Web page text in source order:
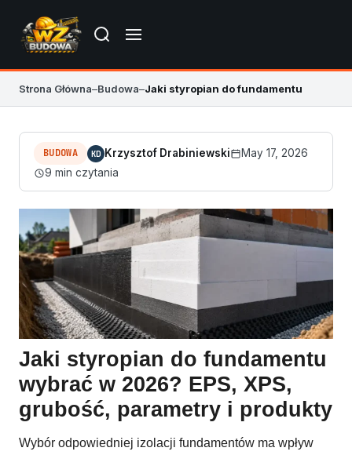
Strona Główna–Budowa–Jaki styropian do fundamentu
BUDOWA KD Krzysztof Drabiniewski
May 17, 2026
9 min czytania
Jaki styropian do fundamentu
wybrać w 2026? EPS, XPS,
grubość, parametry i produkty
Wybór odpowiedniej izolacji fundamentów ma wpływ